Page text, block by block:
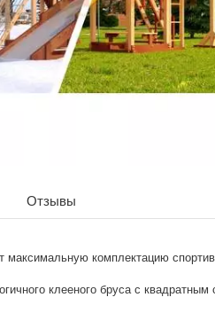
Отзывы
максимальную комплектацию
клееного бруса с